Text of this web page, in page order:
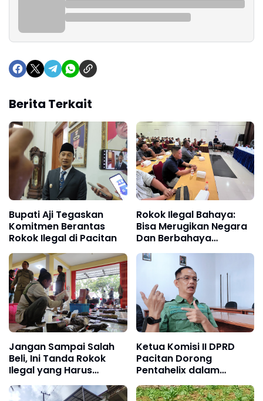
Berita Terkait
Bupati Aji Tegaskan
Komitmen Berantas
Rokok Ilegal di Pacitan
Rokok Ilegal Bahaya:
Bisa Merugikan Negara
Dan Berbahaya
Kehidupan Masyarakat,
Kata Instansi Pacitan
Jangan Sampai Salah
Beli, Ini Tanda Rokok
Ilegal yang Harus
Diwaspadai Warga
Pacitan
Ketua Komisi II DPRD
Pacitan Dorong
Pentahelix dalam
Pemberantasan Rokok
Ilegal